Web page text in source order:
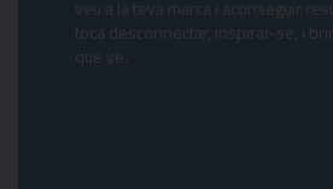
veu a la teva marca i aconseguir
toca desconnectar, inspirar-se, i
que ve.